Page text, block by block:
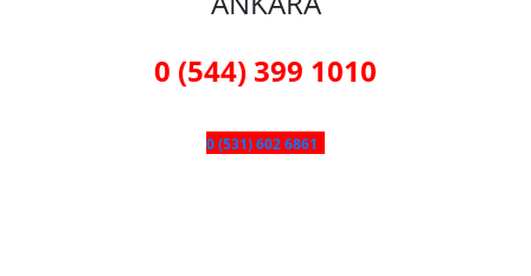
0 (544) 399 1010
0 (531) 602 6861